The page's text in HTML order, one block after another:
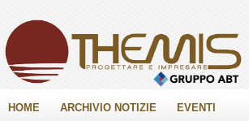
HOME ARCHIVIO NOTIZIE EVENTI